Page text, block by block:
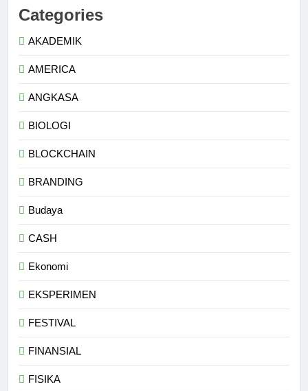
Categories
AKADEMIK
AMERICA
ANGKASA
BIOLOGI
BLOCKCHAIN
BRANDING
Budaya
CASH
Ekonomi
EKSPERIMEN
FESTIVAL
FINANSIAL
FISIKA